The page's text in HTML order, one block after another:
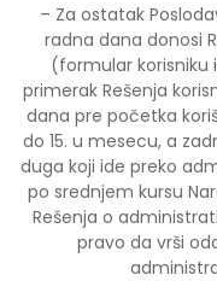
– Za ostatak
radna dana donosi
(formular korisniku
primerak Rešenja
dana pre početka
do 15. u mesecu, a
duga koji ide preko
po srednjem kursu
Rešenja o
pravo da vrši